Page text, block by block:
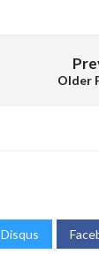
Older
Disqus